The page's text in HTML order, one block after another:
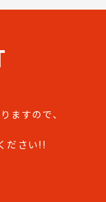
ますので、
ださい!!